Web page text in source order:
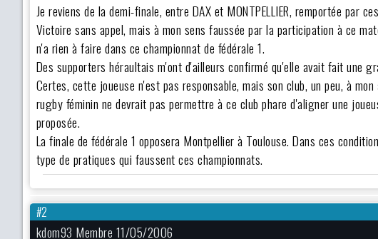
Je reviens de la demi-finale, entre DAX et MONTPELLIER, remportée par
Victoire sans appel, mais à mon sens faussée par la participation à ce
n'a rien à faire dans ce championnat de fédérale 1.
Des supporters héraultais m'ont d'ailleurs confirmé qu'elle avait fait une
Certes, cette joueuse n'est pas responsable, mais son club, un peu, à
rugby féminin ne devrait pas permettre à ce club phare d'aligner une
proposée.
La finale de fédérale 1 opposera Montpellier à Toulouse. Dans ces
type de pratiques qui faussent ces championnats.
#2
kdom93 Membre 11/05/2006